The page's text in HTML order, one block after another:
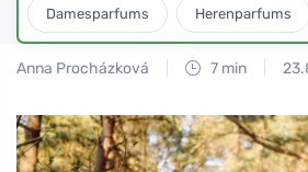
Damesparfums Herenparfums
Anna Procházková 7 min